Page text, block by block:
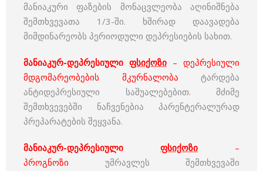
მანიაკური ფაზების მონაცვლეობა აღინიშნება
შემთხვევათა 1/3-ში. ხშირად დაავადება
მიმდინარეობს პერიოდული დეპრესიების სახით.
მანიაკურ-დეპრესიული ფსიქოზი – დეპრესიული
მდგომარეობების მკურნალობა ტარდება
ანტიდეპრესიული საშუალებებით. მძიმე
შემთხვევებში ნაჩვენებია პარენტერალურად
პრეპარატების შეყვანა.
მანიაკურ-დეპრესიული ფსიქოზი –
პროგნოზი უმრავლეს შემთხვევაში